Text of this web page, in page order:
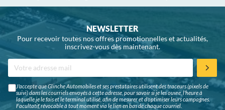
NEWSLETTER
Pour recevoir toutes nos offres promotionnelles et actualités,
inscrivez-vous dès maintenant.
J'accepte que Glinche Automobiles et ses prestataires utilisent des traceurs (pixels de
suivi) dans les courriels envoyés à cette adresse, pour savoir si je les ouvre, l'heure à
laquelle je le fais et le terminal utilisé, afin de mesurer et d'optimiser leurs campagnes.
Facultatif, révocable à tout moment via le lien en bas de chaque courriel.